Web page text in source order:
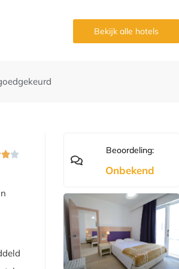
Bekijk alle hotels
 Beoordeling:
Onbekend